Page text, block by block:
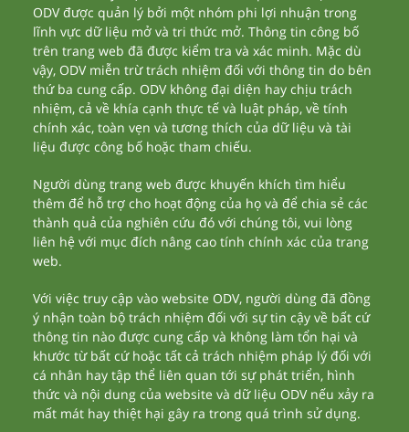
ODV được quản lý bởi một nhóm phi lợi nhuận trong
lĩnh vực dữ liệu mở và tri thức mở. Thông tin công bố
trên trang web đã được kiểm tra và xác minh. Mặc dù
vậy, ODV miễn trừ trách nhiệm đối với thông tin do bên
thứ ba cung cấp. ODV không đại diện hay chịu trách
nhiệm, cả về khía cạnh thực tế và luật pháp, về tính
chính xác, toàn vẹn và tương thích của dữ liệu và tài
liệu được công bố hoặc tham chiếu.
Người dùng trang web được khuyến khích tìm hiểu
thêm để hỗ trợ cho hoạt động của họ và để chia sẻ các
thành quả của nghiên cứu đó với chúng tôi, vui lòng
liên hệ với mục đích nâng cao tính chính xác của trang
web.
Với việc truy cập vào website ODV, người dùng đã đồng
ý nhận toàn bộ trách nhiệm đối với sự tin cậy về bất cứ
thông tin nào được cung cấp và không làm tổn hại và
khước từ bất cứ hoặc tất cả trách nhiệm pháp lý đối với
cá nhân hay tập thể liên quan tới sự phát triển, hình
thức và nội dung của website và dữ liệu ODV nếu xảy ra
mất mát hay thiệt hại gây ra trong quá trình sử dụng.